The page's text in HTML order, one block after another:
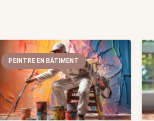
PEINTRE EN BÂTIMENT